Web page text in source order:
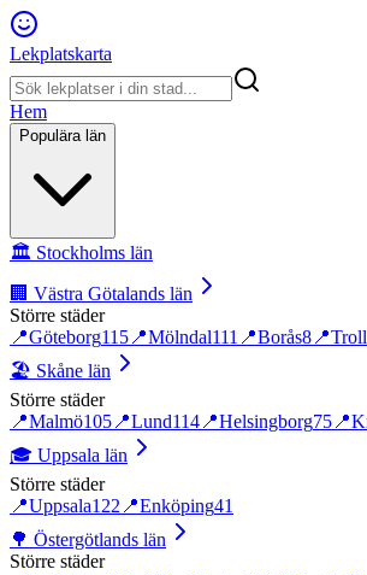
Lekplatskarta
Hem
Populära län
🏛️ Stockholms län
🏢 Västra Götalands län
Större städer
📍Göteborg115 📍Mölndal111 📍Borås8 📍
🏖️ Skåne län
Större städer
📍Malmö105 📍Lund114 📍Helsingborg75 📍
🎓 Uppsala län
Större städer
📍Uppsala122 📍Enköping41
🌳 Östergötlands län
Större städer